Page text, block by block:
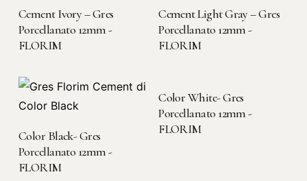
Cement Ivory – Gres
Porcellanato 12mm -
FLORIM
LEGGI TUTTO
Cement Light Gray – Gres
Porcellanato 12mm -
FLORIM
LEGGI TUTTO
Color Black- Gres
Porcellanato 12mm -
FLORIM
LEGGI TUTTO
Color White- Gres
Porcellanato 12mm -
FLORIM